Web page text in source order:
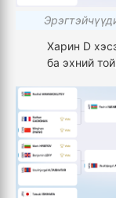
Харин D
ба эхний